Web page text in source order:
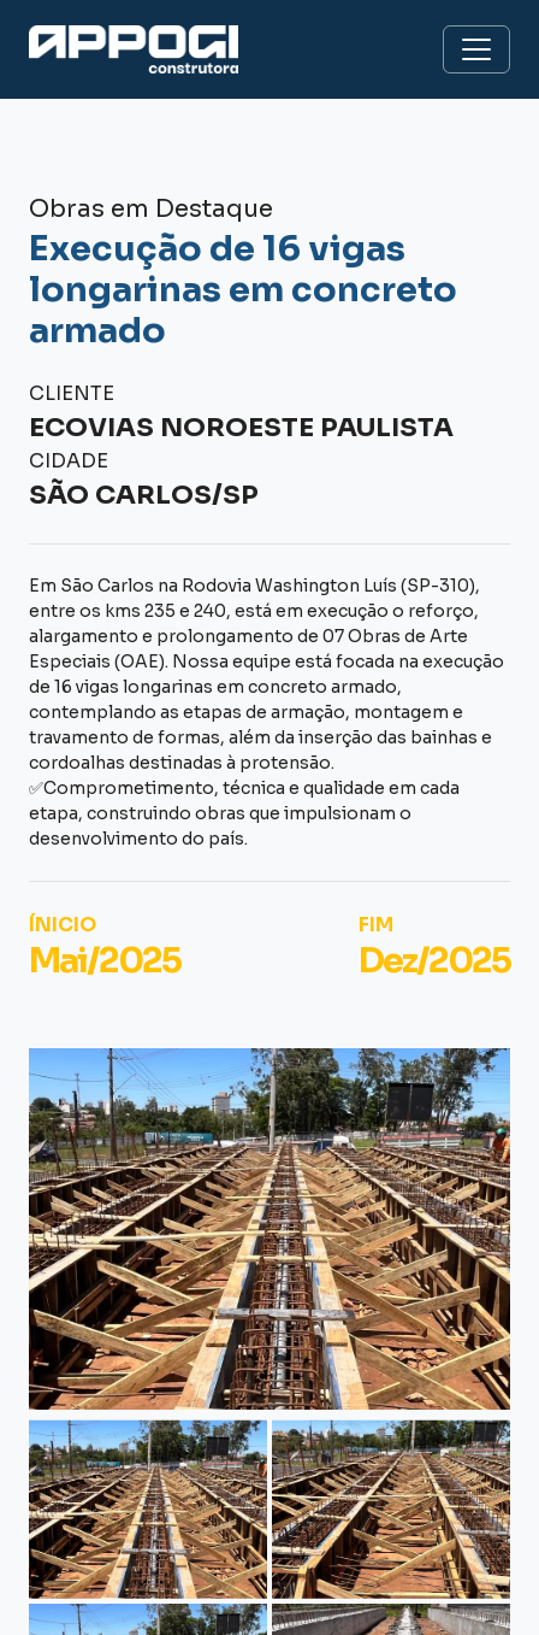
Obras em Destaque
Execução de 16 vigas
longarinas em concreto
armado
CLIENTE
ECOVIAS NOROESTE PAULISTA
CIDADE
SÃO CARLOS/SP
Em São Carlos na Rodovia Washington Luís (SP-310),
entre os kms 235 e 240, está em execução o reforço,
alargamento e prolongamento de 07 Obras de Arte
Especiais (OAE). Nossa equipe está focada na execução
de 16 vigas longarinas em concreto armado,
contemplando as etapas de armação, montagem e
travamento de formas, além da inserção das bainhas e
cordoalhas destinadas à protensão.
✅Comprometimento, técnica e qualidade em cada
etapa, construindo obras que impulsionam o
desenvolvimento do país.
ÍNICIO
Mai/2025
FIM
Dez/2025